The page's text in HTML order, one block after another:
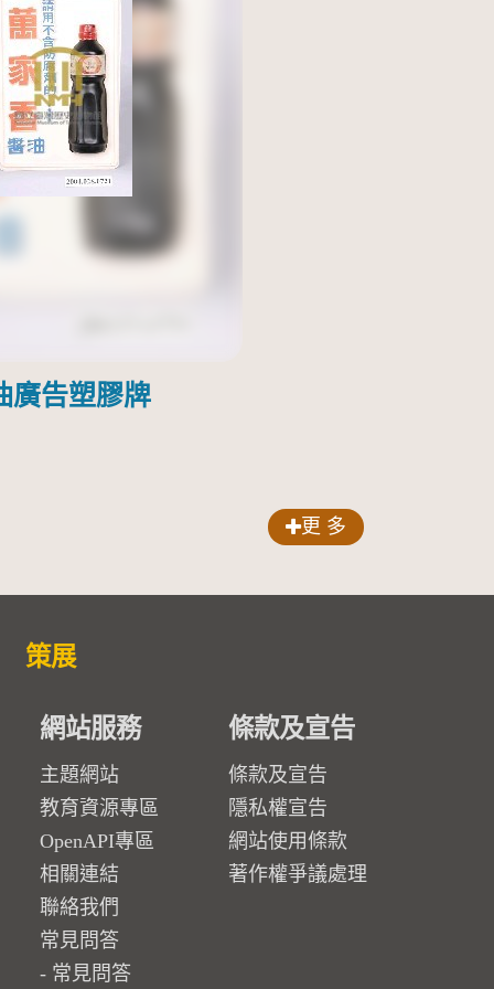
廣告塑膠牌
更 多
策展
網站服務
主題網站
教育資源專區
OpenAPI專區
相關連結
聯絡我們
常見問答
常見問答
條款及宣告
條款及宣告
隱私權宣告
網站使用條款
著作權爭議處理